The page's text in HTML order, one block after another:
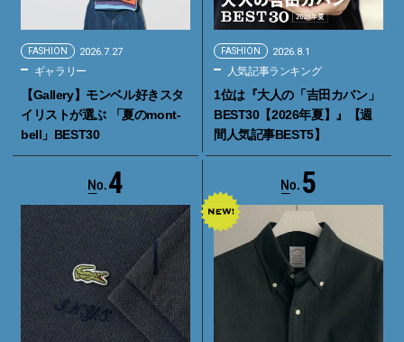
FASHION 2026.7.27
ギャラリー
【Gallery】モンベル好きスタ
イリストが選ぶ 「夏のmont-
bell」BEST30
FASHION 2026.8.1
人気記事ランキング
1位は『大人の「吉田カバン」
BEST30【2026年夏】』【週
間人気記事BEST5】
4 5